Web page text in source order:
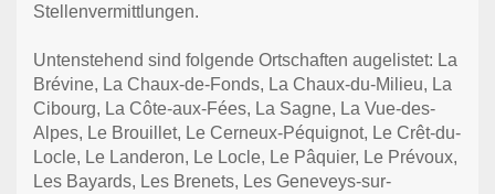
Stellenvermittlungen.
Untenstehend sind folgende Ortschaften augelistet: La
Brévine, La Chaux-de-Fonds, La Chaux-du-Milieu, La
Cibourg, La Côte-aux-Fées, La Sagne, La Vue-des-
Alpes, Le Brouillet, Le Cerneux-Péquignot, Le Crêt-du-
Locle, Le Landeron, Le Locle, Le Pâquier, Le Prévoux,
Les Bayards, Les Brenets, Les Geneveys-sur-